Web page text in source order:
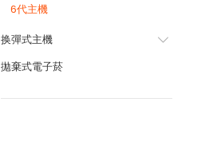
6代主機
换彈式主機
拋棄式電子菸